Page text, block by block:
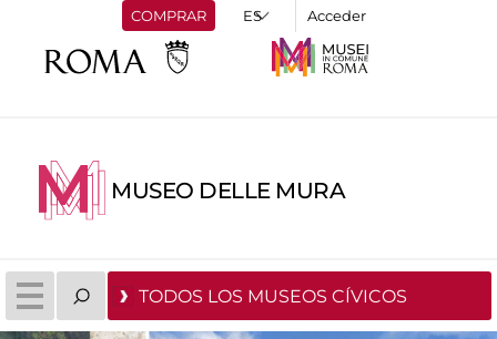
COMPRAR Acceder
MUSEO DELLE MURA
TODOS LOS MUSEOS CÍVICOS